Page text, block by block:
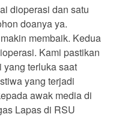
dioperasi dan satu
doanya ya.
membaik. Kedua
Kami pastikan
yang terluka saat
yang terjadi
awak media di
Lapas di RSU